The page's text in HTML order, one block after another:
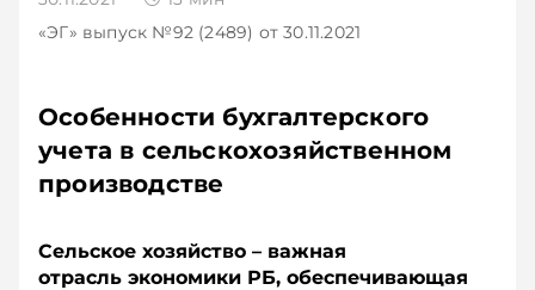
«ЭГ» выпуск №92 (2489) от 30.11.2021
Особенности бухгалтерского
учета в сельскохозяйственном
производстве
Сельское хозяйство – важная
отрасль экономики РБ, обеспечивающая